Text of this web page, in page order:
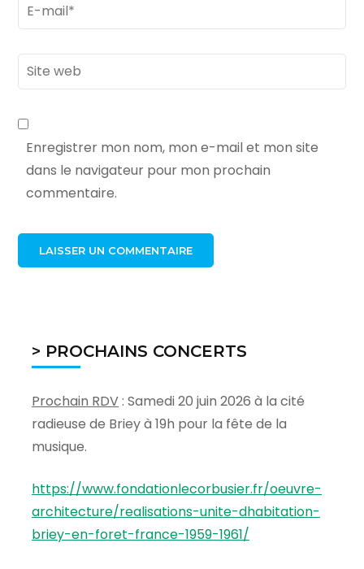
Email*
Site
web
Enregistrer mon nom, mon e-mail et mon site
dans le navigateur pour mon prochain
commentaire.
> PROCHAINS CONCERTS
Prochain RDV: Samedi 20 juin 2026 à la cité
radieuse de Briey à 19h pour la fête de la
musique.
https://www.fondationlecorbusier.fr/oeuvre-
architecture/realisations-unite-dhabitation-
briey-en-foret-france-1959-1961/